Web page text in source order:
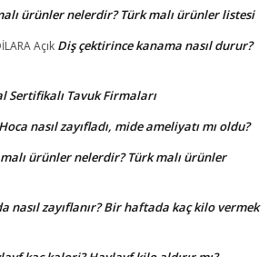
ürünler nelerdir? Türk malı ürünler listesi
Açık Diş çektirince kanama nasıl durur?
Sertifikalı Tavuk Firmaları
nasıl zayıfladı, mide ameliyatı mı oldu?
ürünler nelerdir? Türk malı ürünler
nasıl zayıflanır? Bir haftada kaç kilo vermek